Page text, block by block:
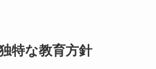
特な教育方針